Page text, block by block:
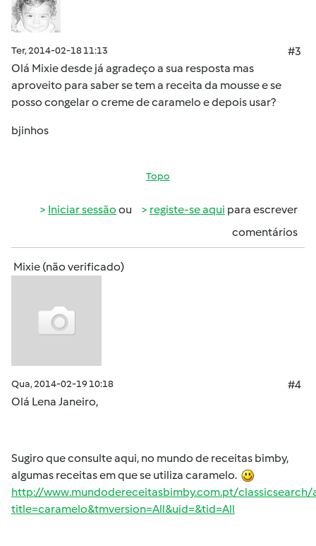
Ter, 2014-02-18 11:13
#3
Olá Mixie desde já agradeço a sua resposta mas
aproveito para saber se tem a receita da mousse e se
posso congelar o creme de caramelo e depois usar?
bjinhos
Topo
Iniciar sessão ou registe-se aqui para escrever
comentários
Mixie (não verificado)
Qua, 2014-02-19 10:18
#4
Olá Lena Janeiro,
Sugiro que consulte aqui, no mundo de receitas bimby,
algumas receitas em que se utiliza caramelo.
http://www.mundodereceitasbimby.com.pt/classicsearch/
title=caramelo&tmversion=All&uid=&tid=All